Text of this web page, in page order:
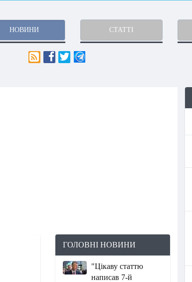
НОВИНИ СТАТТІ
ГОЛОВНІ НОВИНИ
"Цікаву статтю
написав 7-й